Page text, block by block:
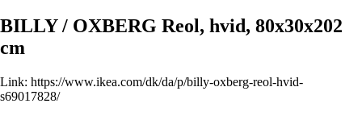
BILLY / OXBERG Reol, hvid, 80x30x202
cm
Link: https://www.ikea.com/dk/da/p/billy-oxberg-reol-hvid-
s69017828/